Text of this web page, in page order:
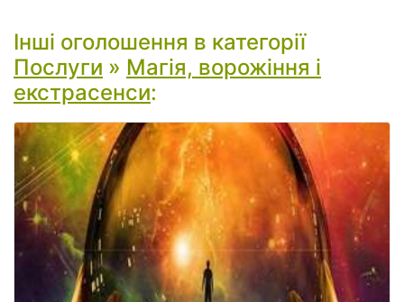
Інші оголошення в категорії
Послуги » Магія, ворожіння і
екстрасенси: